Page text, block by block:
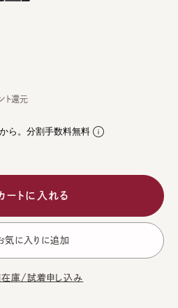
から。分割手数料無料
ト還元
ートに入れる
気に入りに追加
在庫/試着申し込み